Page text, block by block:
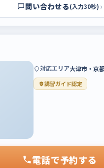
問い合わせる(入力30秒) ›
対応エリア大津市・京
講習ガイド認定
電話で予約する